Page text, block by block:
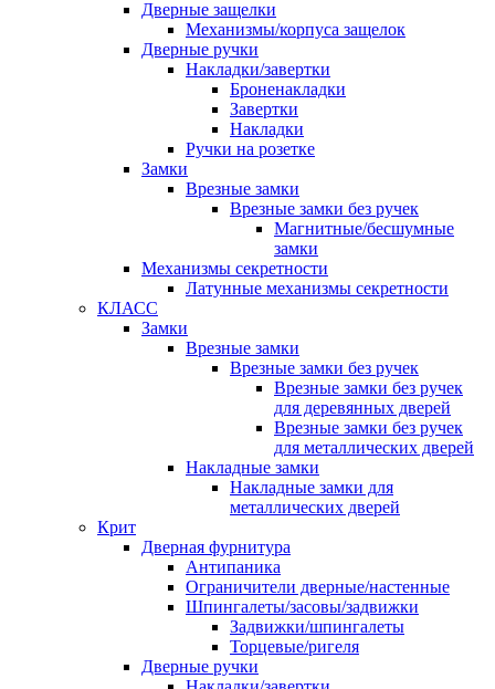
Дверные защелки
Механизмы/корпуса защелок
Дверные ручки
Накладки/завертки
Броненакладки
Завертки
Накладки
Ручки на розетке
Замки
Врезные замки
Врезные замки без ручек
Магнитные/бесшумные
замки
Механизмы секретности
Латунные механизмы секретности
КЛАСС
Замки
Врезные замки
Врезные замки без ручек
Врезные замки без ручек
для деревянных дверей
Врезные замки без ручек
для металлических дверей
Накладные замки
Накладные замки для
металлических дверей
Крит
Дверная фурнитура
Антипаника
Ограничители дверные/настенные
Шпингалеты/засовы/задвижки
Задвижки/шпингалеты
Торцевые/ригеля
Дверные ручки